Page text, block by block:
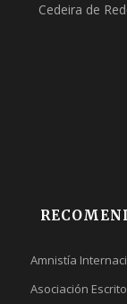
Cedeira de
Amnistía
Asociación